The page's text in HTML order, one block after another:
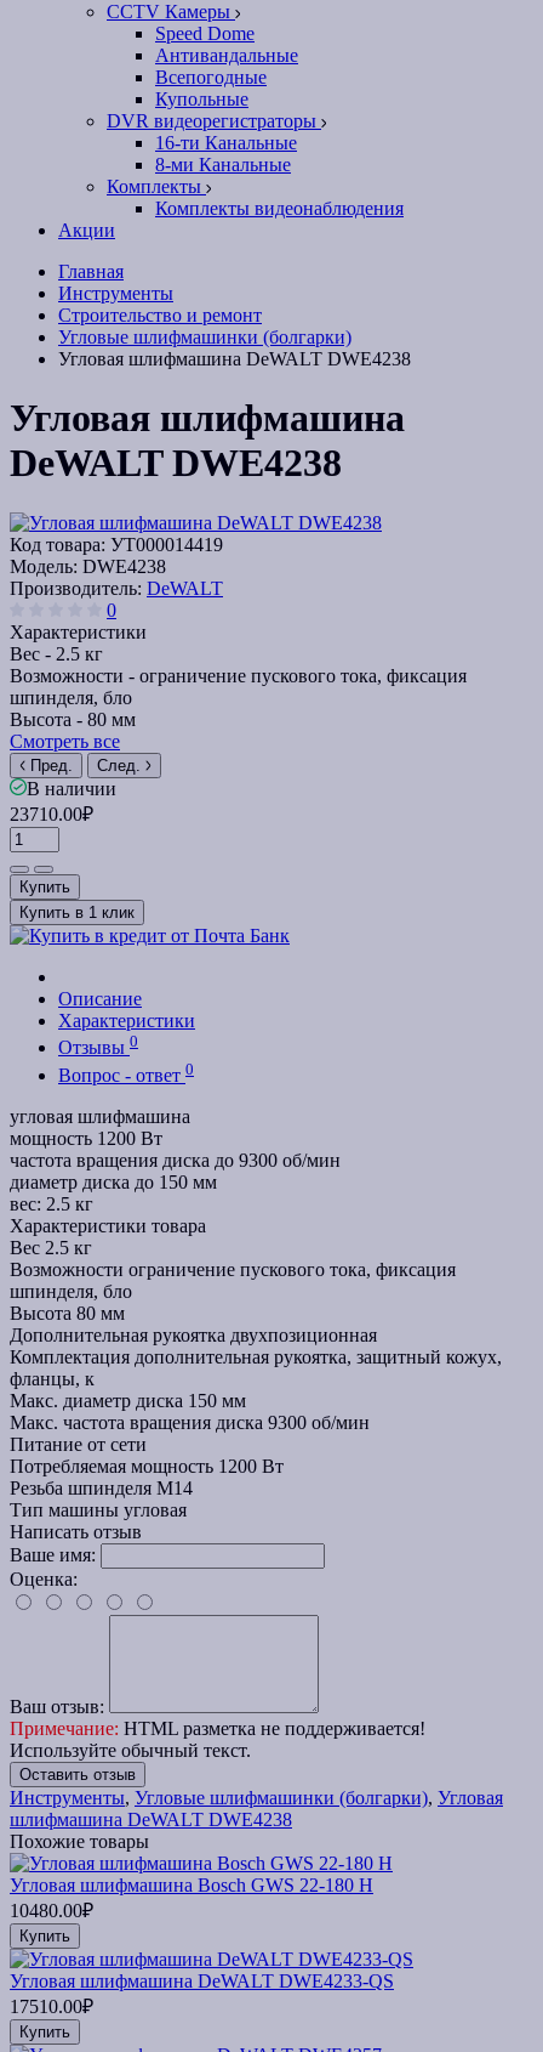
CCTV Камеры
Speed Dome
Антивандальные
Всепогодные
Купольные
DVR видеорегистраторы
16-ти Канальные
8-ми Канальные
Комплекты
Комплекты видеонаблюдения
Акции
Главная
Инструменты
Строительство и ремонт
Угловые шлифмашинки (болгарки)
Угловая шлифмашина DeWALT DWE4238
Угловая шлифмашина
DeWALT DWE4238
Код товара: УТ000014419
Модель: DWE4238
Производитель: DeWALT
0
Характеристики
Вес - 2.5 кг
Возможности - ограничение пускового тока, фиксация
шпинделя, бло
Высота - 80 мм
Смотреть все
Пред. След.
В наличии
23710.00₽
Купить
Купить в 1 клик
Описание
Характеристики
Отзывы 0
Вопрос - ответ 0
угловая шлифмашина
мощность 1200 Вт
частота вращения диска до 9300 об/мин
диаметр диска до 150 мм
вес: 2.5 кг
Характеристики товара
Вес 2.5 кг
Возможности ограничение пускового тока, фиксация
шпинделя, бло
Высота 80 мм
Дополнительная рукоятка двухпозиционная
Комплектация дополнительная рукоятка, защитный кожух,
фланцы, к
Макс. диаметр диска 150 мм
Макс. частота вращения диска 9300 об/мин
Питание от сети
Потребляемая мощность 1200 Вт
Резьба шпинделя M14
Тип машины угловая
Написать отзыв
Ваше имя:
Оценка:
Ваш отзыв:
Примечание: HTML разметка не поддерживается!
Используйте обычный текст.
Оставить отзыв
Инструменты, Угловые шлифмашинки (болгарки), Угловая
шлифмашина DeWALT DWE4238
Похожие товары
Угловая шлифмашина Bosch GWS 22-180 H
10480.00₽
Купить
Угловая шлифмашина DeWALT DWE4233-QS
17510.00₽
Купить